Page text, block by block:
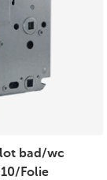
bad/wc
Folie